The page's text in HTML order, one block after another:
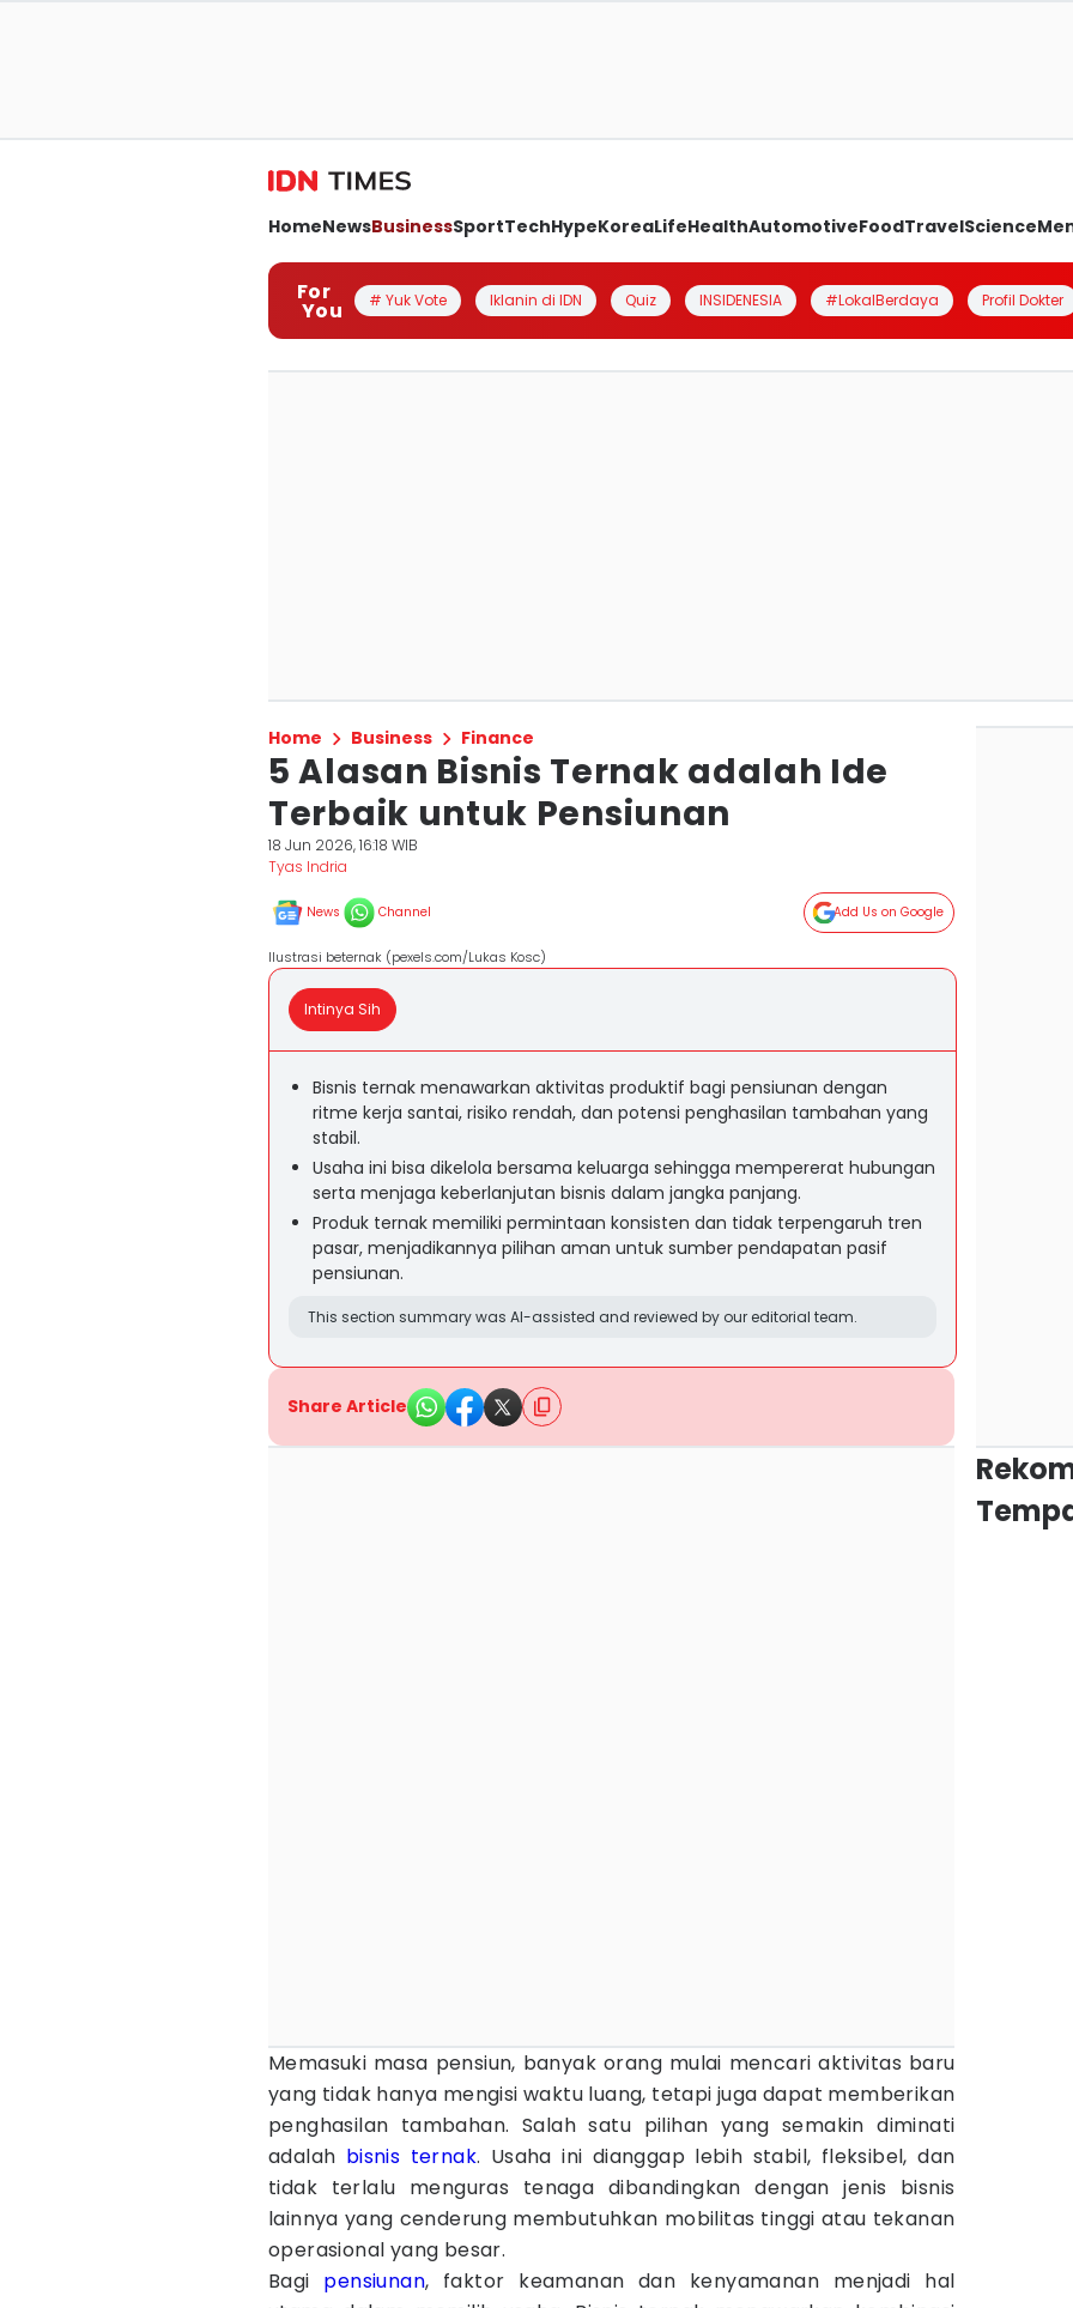
HomeNewsBusinessSportTechHypeKoreaLifeHealthAutomotiveFoodTravelScience
For
You # Yuk Vote Iklanin di IDN Quiz INSIDENESIA #LokalBerdaya Profil Dokter
Home Business Finance
5 Alasan Bisnis Ternak adalah Ide
Terbaik untuk Pensiunan
18 Jun 2026, 16:18 WIB
Tyas Indria
News Channel Add Us on Google
Ilustrasi beternak (pexels.com/Lukas Kosc)
Intinya Sih
Bisnis ternak menawarkan aktivitas produktif bagi pensiunan dengan
ritme kerja santai, risiko rendah, dan potensi penghasilan tambahan yang
stabil.
Usaha ini bisa dikelola bersama keluarga sehingga mempererat hubungan
serta menjaga keberlanjutan bisnis dalam jangka panjang.
Produk ternak memiliki permintaan konsisten dan tidak terpengaruh tren
pasar, menjadikannya pilihan aman untuk sumber pendapatan pasif
pensiunan.
This section summary was AI-assisted and reviewed by our editorial team.
Share Article
Memasuki masa pensiun, banyak orang mulai mencari aktivitas baru
yang tidak hanya mengisi waktu luang, tetapi juga dapat memberikan
penghasilan tambahan. Salah satu pilihan yang semakin diminati
adalah bisnis ternak. Usaha ini dianggap lebih stabil, fleksibel, dan
tidak terlalu menguras tenaga dibandingkan dengan jenis bisnis
lainnya yang cenderung membutuhkan mobilitas tinggi atau tekanan
operasional yang besar.
Bagi pensiunan, faktor keamanan dan kenyamanan menjadi hal